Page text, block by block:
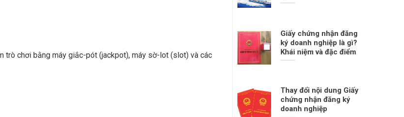
trò chơi bằng máy giắc-pót (jackpot), máy sờ-lot (slot) và các
Giấy chứng nhận đăng
ký doanh nghiệp là gì?
Khái niệm và đặc điểm
Thay đổi nội dung Giấy
chứng nhận đăng ký
doanh nghiệp